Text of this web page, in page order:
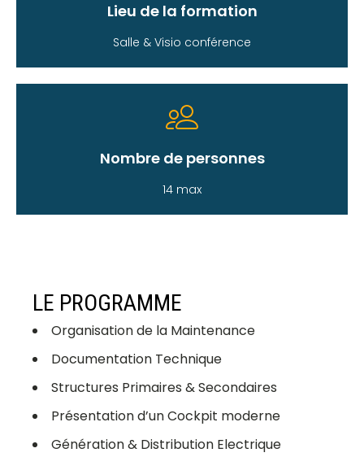
Lieu de la formation
Salle & Visio conférence
Nombre de personnes
14 max
LE PROGRAMME
Organisation de la Maintenance
Documentation Technique
Structures Primaires & Secondaires
Présentation d’un Cockpit moderne
Génération & Distribution Electrique